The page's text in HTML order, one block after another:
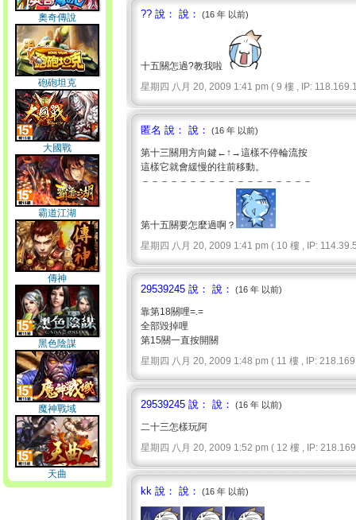
奧奇傳說
砲砲坦克
大國戰
霸道江湖
傳神
黑色陰謀
魔神戰域
天曲
?? 說： 說： (16 年 以前)
十五關怎過?教我啦
星期四 八月 20, 2009 1:41 pm ( 9 樓 , IP:
匿名 說： 說： (16 年 以前)
第十三關用方向鍵←↑→這樣不停輪流按
這樣它就會緩慢的往前移動。
－－－－－－－－－－－－－－－－－－
第十五關要怎麼過啊？
星期四 八月 20, 2009 1:41 pm ( 10 樓 , IP:
29539245 說： 說： (16 年 以前)
靠第18關哩=.=
全部毀掉哩
第15關一直按開關
星期四 八月 20, 2009 1:48 pm ( 11 樓 , IP:
29539245 說： 說： (16 年 以前)
二十三怎樣玩阿
星期四 八月 20, 2009 1:52 pm ( 12 樓 , IP:
kk 說： 說： (16 年 以前)